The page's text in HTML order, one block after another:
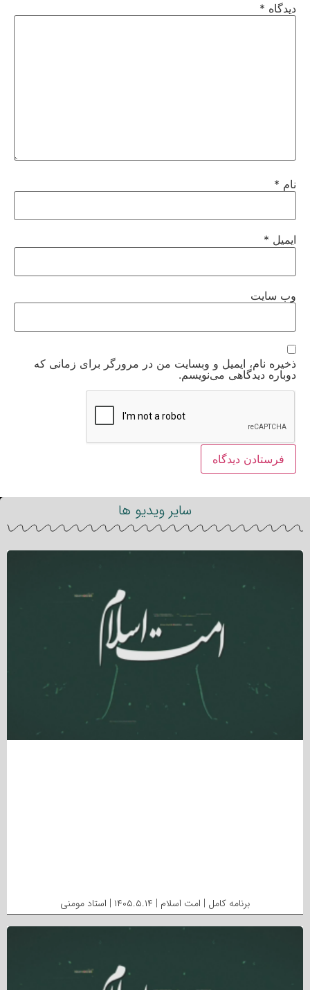
دیدگاه *
نام *
ایمیل *
وب‌ سایت
ذخیره نام، ایمیل و وبسایت من در مرورگر برای زمانی که
دوباره دیدگاهی می‌نویسم.
سایر ویدیو ها
برنامه کامل | امت اسلام | ۱۴۰۵.۵.۱۴ | استاد مومنی